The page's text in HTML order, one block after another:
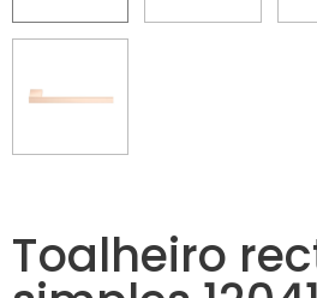
Toalheiro